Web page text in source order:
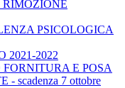
PSICOLOGICA
2021-2022
E POSA
- scadenza 7 ottobre